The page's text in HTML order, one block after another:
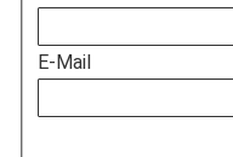
E-Mail